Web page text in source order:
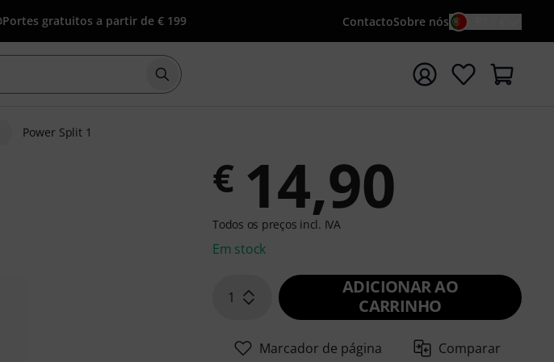
Portes gratuitos a partir de € 199 ContactoSobre nós
Iniciar pesquisa com o termo de pesquisa {searchTerm}
Power Split 1
€ 14,90
Todos os preços incl. IVA
Em stock
1
ADICIONAR AO
CARRINHO
Marcador de página Comparar